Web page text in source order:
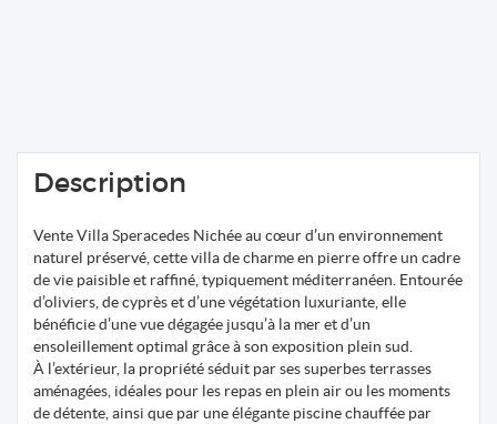
Description
Vente Villa Speracedes Nichée au cœur d’un environnement
naturel préservé, cette villa de charme en pierre offre un cadre
de vie paisible et raffiné, typiquement méditerranéen. Entourée
d’oliviers, de cyprès et d’une végétation luxuriante, elle
bénéficie d’une vue dégagée jusqu’à la mer et d’un
ensoleillement optimal grâce à son exposition plein sud.
À l’extérieur, la propriété séduit par ses superbes terrasses
aménagées, idéales pour les repas en plein air ou les moments
de détente, ainsi que par une élégante piscine chauffée par